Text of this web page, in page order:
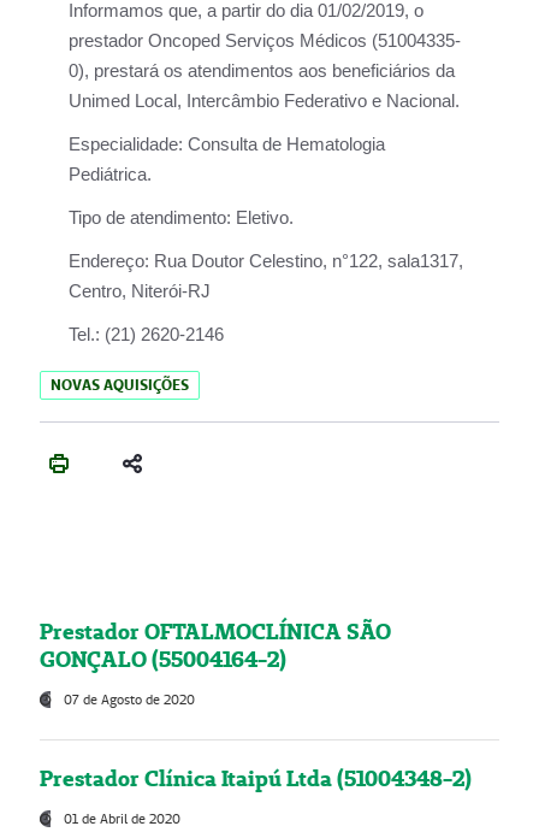
Informamos que, a partir do dia 01/02/2019, o
prestador Oncoped Serviços Médicos (51004335-
0), prestará os atendimentos aos beneficiários da
Unimed Local, Intercâmbio Federativo e Nacional.
Especialidade: Consulta de Hematologia
Pediátrica.
Tipo de atendimento: Eletivo.
Endereço: Rua Doutor Celestino, n°122, sala1317,
Centro, Niterói-RJ
Tel.: (21) 2620-2146
NOVAS AQUISIÇÕES
Prestador OFTALMOCLÍNICA SÃO
GONÇALO (55004164-2)
07 de Agosto de 2020
Prestador Clínica Itaipú Ltda (51004348-2)
01 de Abril de 2020